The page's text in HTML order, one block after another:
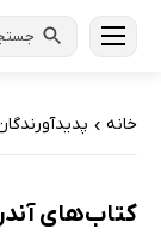
خانه ›
کتاب‌های